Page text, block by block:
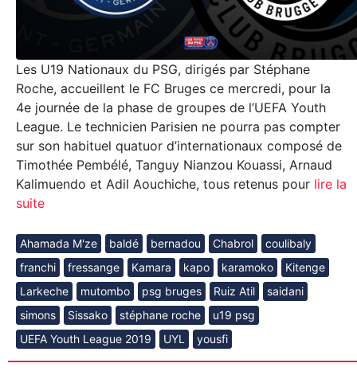
Les U19 Nationaux du PSG, dirigés par Stéphane
Roche, accueillent le FC Bruges ce mercredi, pour la
4e journée de la phase de groupes de l’UEFA Youth
League. Le technicien Parisien ne pourra pas compter
sur son habituel quatuor d’internationaux composé de
Timothée Pembélé, Tanguy Nianzou Kouassi, Arnaud
Kalimuendo et Adil Aouchiche, tous retenus pour lire la
suite
Ahamada M'ze baldé bernadou Chabrol
coulibaly
franchi
fressange Kamara kapo karamoko
Kitenge
Larkeche
mutombo psg bruges Ruiz Atil
saidani
simons
Sissako stéphane roche
u19 psg
UEFA Youth League 2019
UYL yousfi